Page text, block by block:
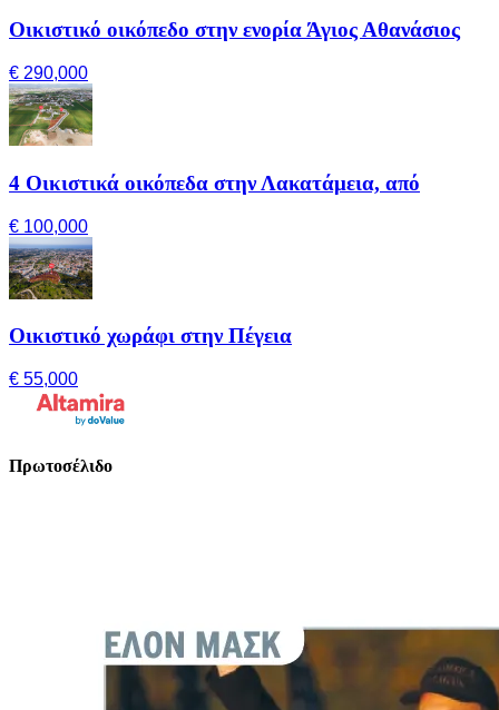
Οικιστικό οικόπεδο στην ενορία Άγιος Αθανάσιος
€ 290,000
4 Οικιστικά οικόπεδα στην Λακατάμεια, από
€ 100,000
Οικιστικό χωράφι στην Πέγεια
€ 55,000
Πρωτοσέλιδο